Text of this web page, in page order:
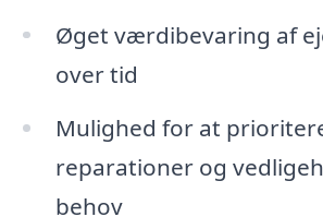
Øget værdibevaring af
over tid
Mulighed for at
reparationer og
behov